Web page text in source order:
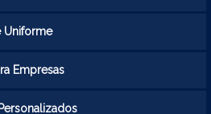
Uniforme
Empresas